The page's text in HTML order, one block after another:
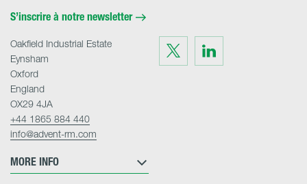
S’inscrire à notre newsletter
Visit
us
on
Twitter
Visit
on
LinkedIn
MORE INFO
Oakfield Industrial Estate
Eynsham
Oxford
England
OX29 4JA
+44 1865 884 440
info@advent-rm.com